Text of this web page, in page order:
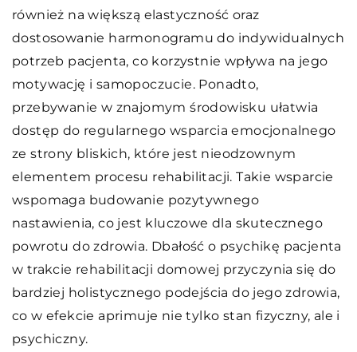
również na większą elastyczność oraz
dostosowanie harmonogramu do indywidualnych
potrzeb pacjenta, co korzystnie wpływa na jego
motywację i samopoczucie. Ponadto,
przebywanie w znajomym środowisku ułatwia
dostęp do regularnego wsparcia emocjonalnego
ze strony bliskich, które jest nieodzownym
elementem procesu rehabilitacji. Takie wsparcie
wspomaga budowanie pozytywnego
nastawienia, co jest kluczowe dla skutecznego
powrotu do zdrowia. Dbałość o psychikę pacjenta
w trakcie rehabilitacji domowej przyczynia się do
bardziej holistycznego podejścia do jego zdrowia,
co w efekcie aprimuje nie tylko stan fizyczny, ale i
psychiczny.